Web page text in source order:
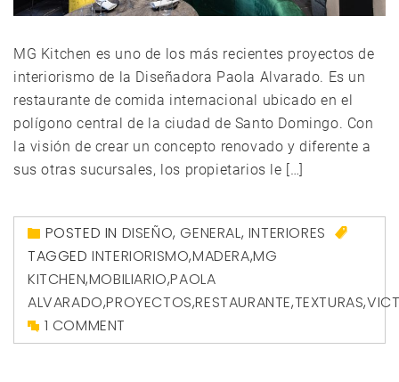
MG Kitchen es uno de los más recientes proyectos de
interiorismo de la Diseñadora Paola Alvarado. Es un
restaurante de comida internacional ubicado en el
polígono central de la ciudad de Santo Domingo. Con
la visión de crear un concepto renovado y diferente a
sus otras sucursales, los propietarios le […]
POSTED IN DISEÑO,GENERAL, INTERIORES
TAGGEDINTERIORISMO,MADERA,MG
KITCHEN,MOBILIARIO,PAOLA
ALVARADO,PROYECTOS,RESTAURANTE,TEXTURAS,
1 COMMENT